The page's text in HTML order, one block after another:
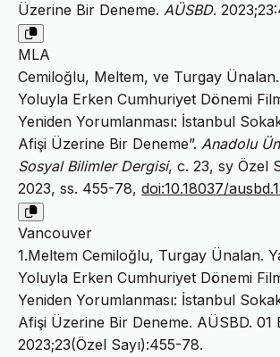
Üzerine Bir Deneme. AÜSBD.
MLA
Cemiloğlu, Meltem, ve Turgay
Yoluyla Erken Cumhuriyet Dönemi
Yeniden Yorumlanması: İstanbul
Afişi Üzerine Bir Deneme”. Anadolu
Sosyal Bilimler Dergisi, c. 23, sy Özel
2023, ss. 455-78, doi:10.18037/
Vancouver
1.Meltem Cemiloğlu, Turgay Ünalan.
Yoluyla Erken Cumhuriyet Dönemi
Yeniden Yorumlanması: İstanbul
Afişi Üzerine Bir Deneme. AÜSBD. 01
2023;23(Özel Sayı):455-78.